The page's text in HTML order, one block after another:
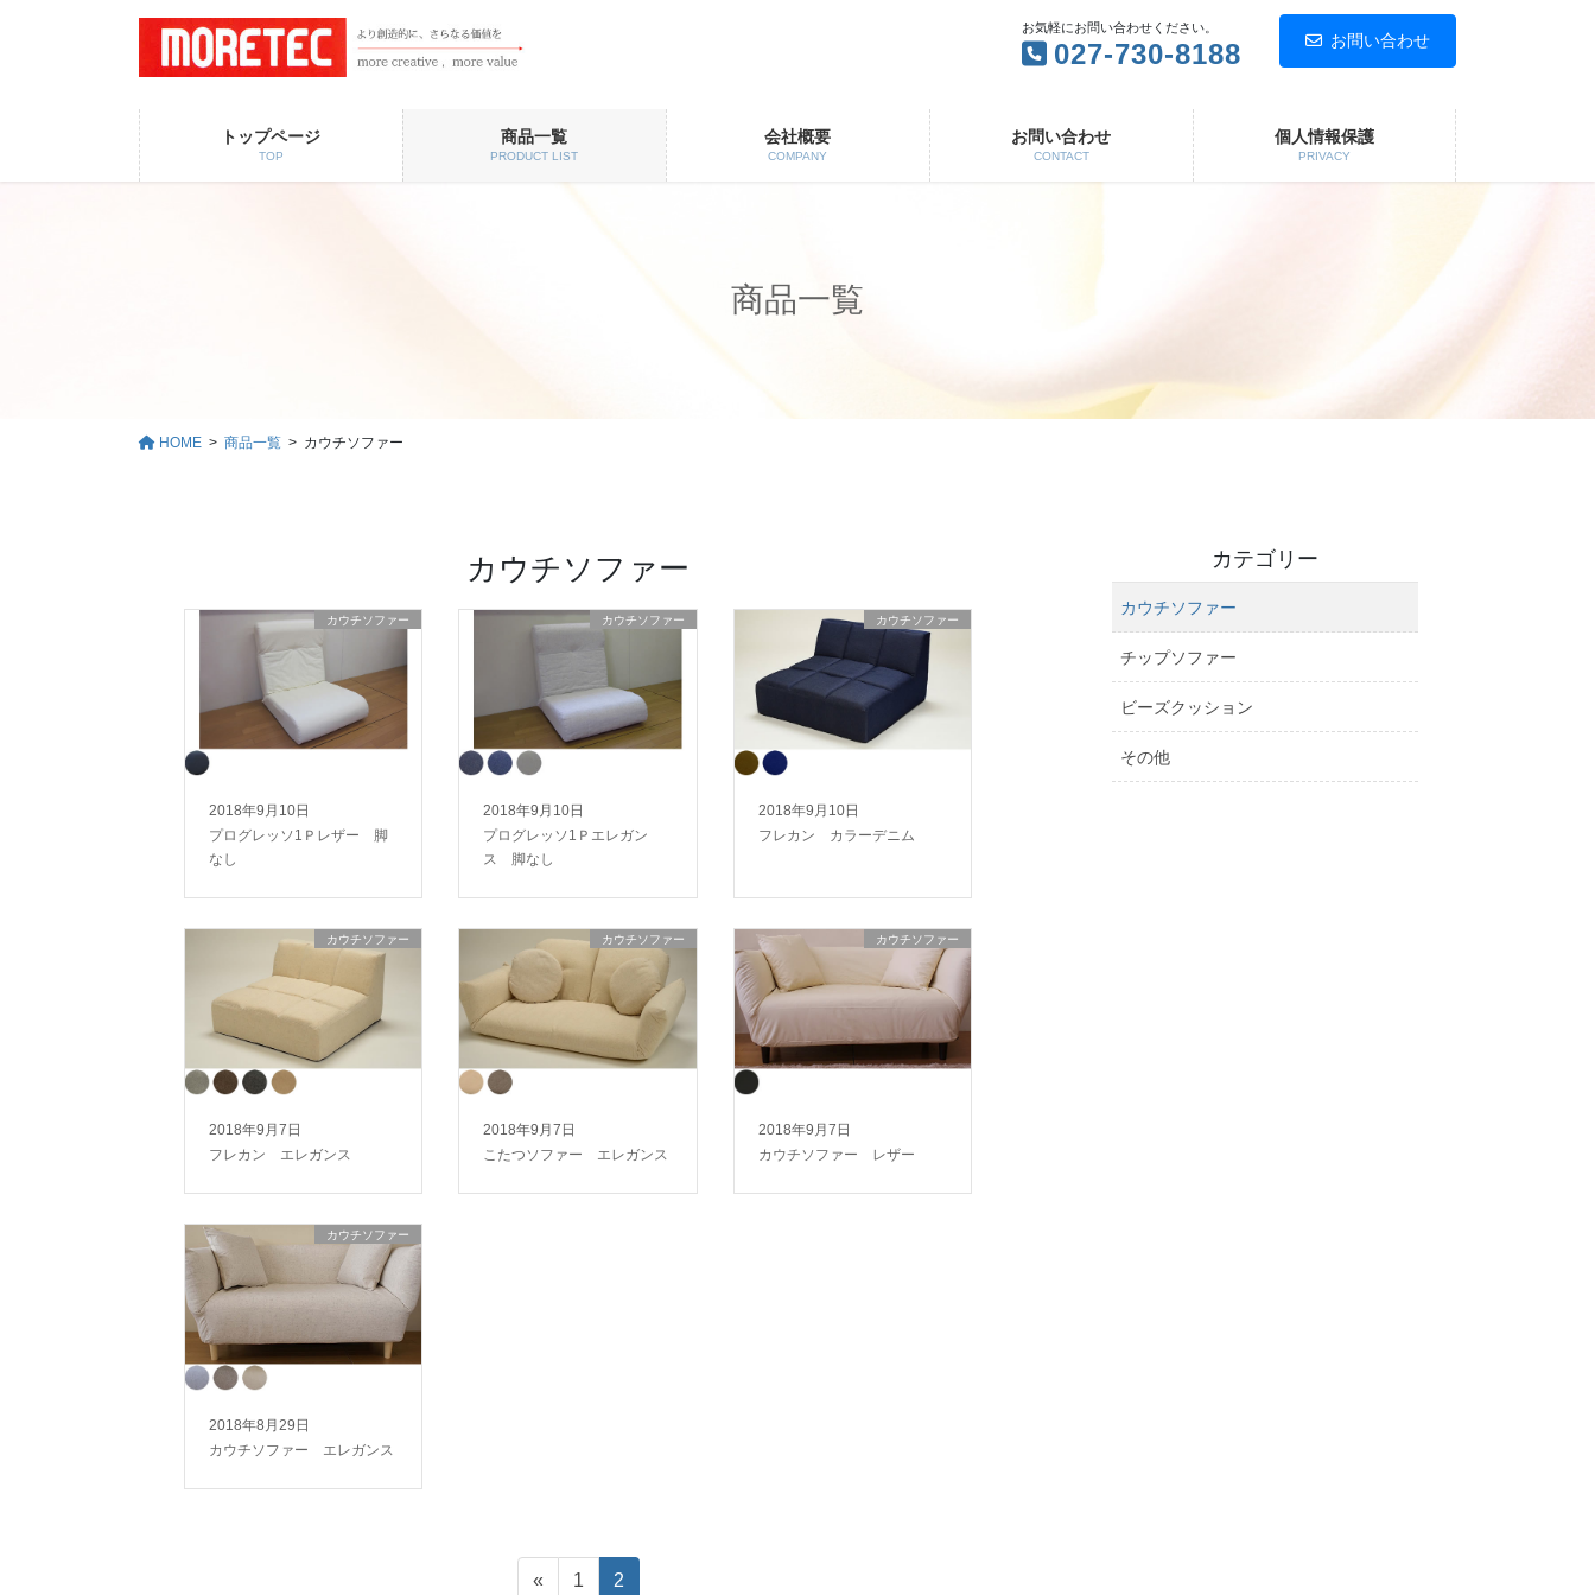
移
ン
お気軽にお問い合わせください。
027-730-8188 お問い合わせ
トップページ
TOP
商品一覧
PRODUCT LIST
会社概要
COMPANY
お問い合わせ
CONTACT
個人情報保護
PRIVACY
商品一覧
HOME 商品一覧 カウチソファー
カウチソファー
2018年9月10日
カウチソファー
プログレッソ1Ｐレザー 脚
なし
2018年9月10日
カウチソファー
プログレッソ1Ｐエレガン
ス 脚なし
2018年9月10日
カウチソファー
フレカン カラーデニム
2018年9月7日
カウチソファー
フレカン エレガンス
2018年9月7日
カウチソファー
こたつソファー エレガンス
2018年9月7日
カウチソファー
カウチソファー レザー
2018年8月29日
カウチソファー
カウチソファー エレガンス
« ペ
1 ペ
2
カテゴリー
カウチソファー
チップソファー
ビーズクッション
その他